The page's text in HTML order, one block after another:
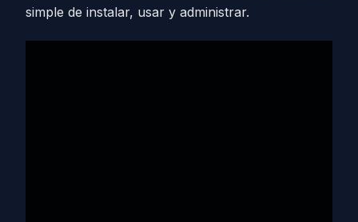
simple de instalar, usar y administrar.